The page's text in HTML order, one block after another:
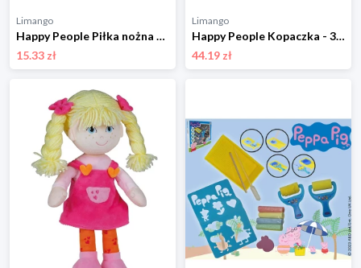
Limango
Happy People Piłka nożna - Ø 14 cm - 14+ rozmiar: onesize
15.33 zł
Limango
Happy People Kopaczka - 3+ rozmiar: onesize
44.19 zł